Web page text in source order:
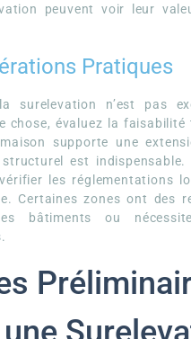
peuvent voir leur
Pratiques
surelevation n’est pas
chose, évaluez la faisabilité
supporte une
est indispensable.
les réglementations
Certaines zones ont des
bâtiments ou